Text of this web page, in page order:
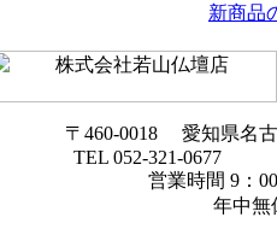
新商品
〒460-0018 愛知県名
TEL 052-321-0677
営業時間 9：
年中無